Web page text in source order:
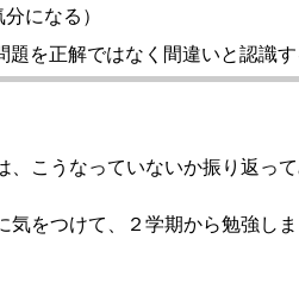
になる）
を正解ではなく間違いと認識
こうなっていないか振り返って
をつけて、２学期から勉強しま